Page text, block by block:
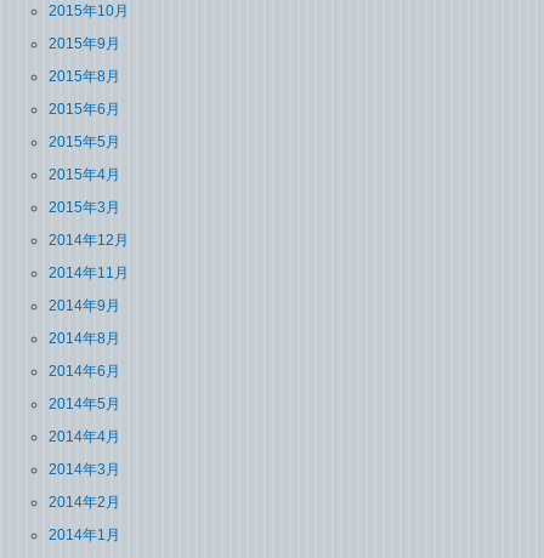
2015年10月
2015年9月
2015年8月
2015年6月
2015年5月
2015年4月
2015年3月
2014年12月
2014年11月
2014年9月
2014年8月
2014年6月
2014年5月
2014年4月
2014年3月
2014年2月
2014年1月